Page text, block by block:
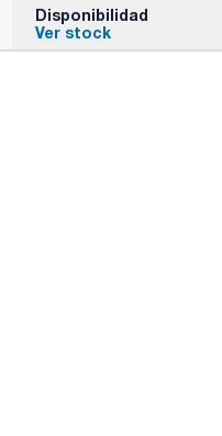
Disponibilidad
Ver stock